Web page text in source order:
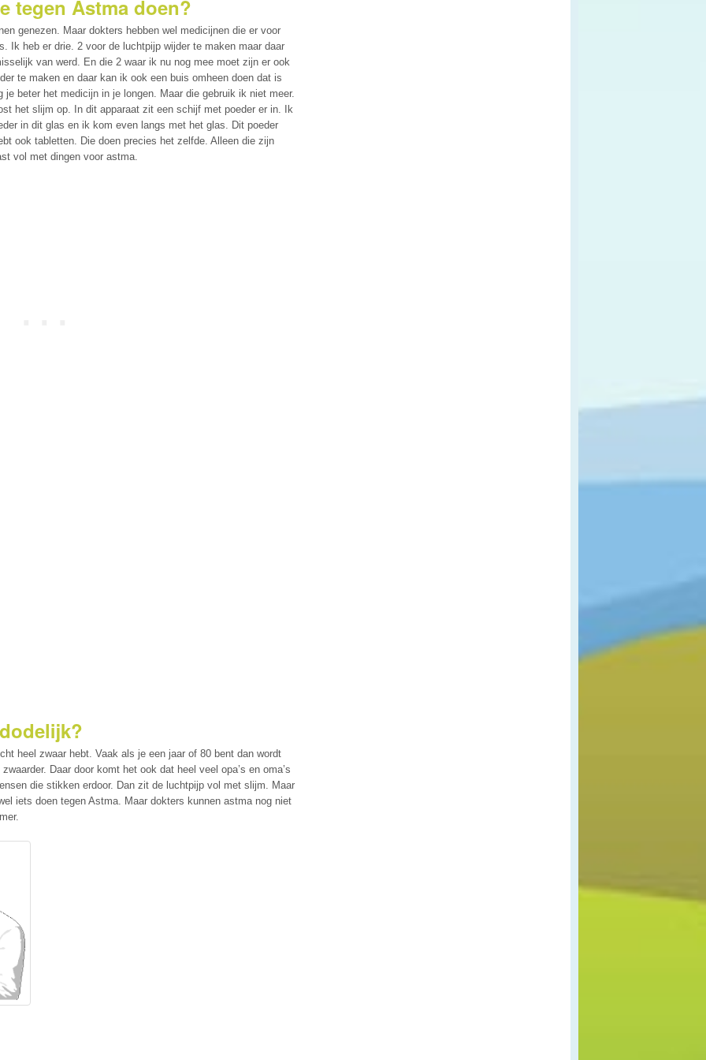
tegen Astma doen?
genezen. Maar dokters hebben wel medicijnen die er voor
Ik heb er drie. 2 voor de luchtpijp wijder te maken maar daar
van werd. En die 2 waar ik nu nog mee moet zijn er ook
te maken en daar kan ik ook een buis omheen doen dat is
beter het medicijn in je longen. Maar die gebruik ik niet meer.
het slijm op. In dit apparaat zit een schijf met poeder er in. Ik
in dit glas en ik kom even langs met het glas. Dit poeder
ook tabletten. Die doen precies het zelfde. Alleen die zijn
vol met dingen voor astma.
heel zwaar hebt. Vaak als je een jaar of 80 bent dan wordt
Daar door komt het ook dat heel veel opa’s en oma’s
die stikken erdoor. Dan zit de luchtpijp vol met slijm. Maar
iets doen tegen Astma. Maar dokters kunnen astma nog niet